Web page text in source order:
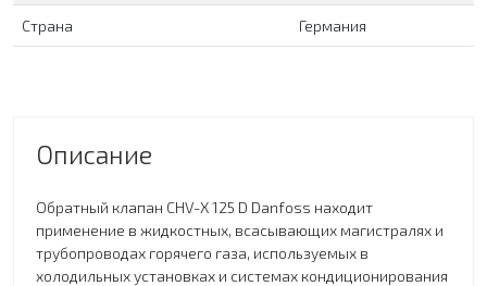
Страна Германия
Описание
Обратный клапан CHV-X 125 D Danfoss находит
применение в жидкостных, всасывающих магистралях и
трубопроводах горячего газа, используемых в
холодильных установках и системах кондиционирования